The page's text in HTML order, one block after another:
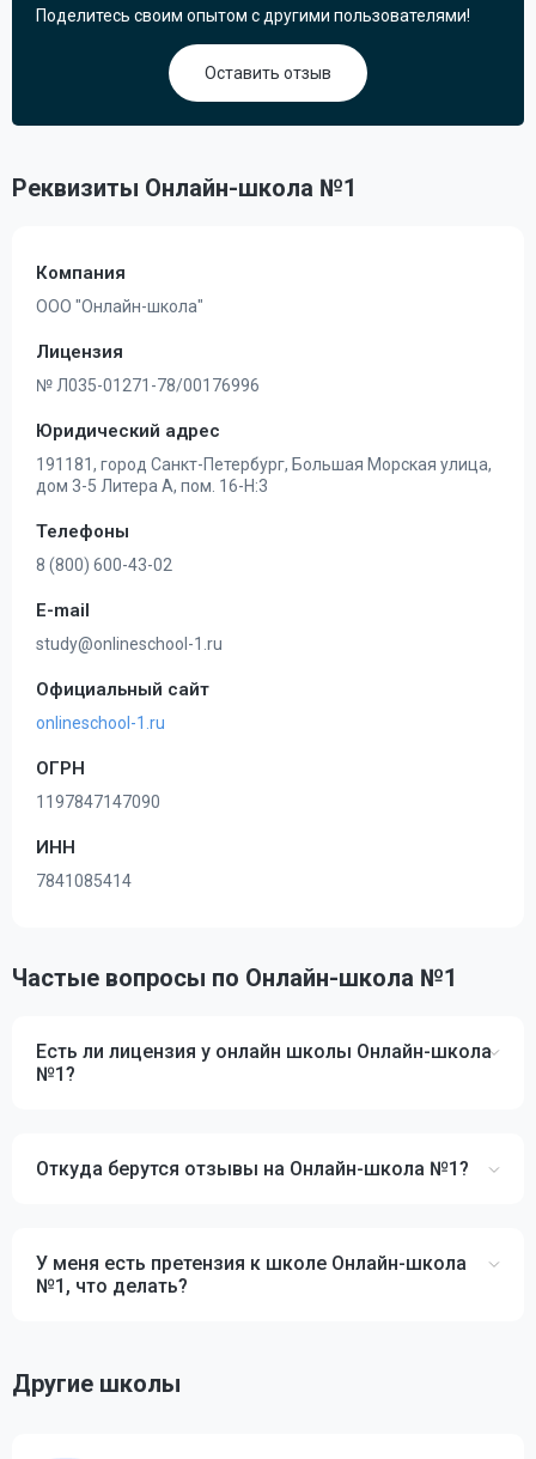
Поделитесь своим опытом с другими пользователями!
Оставить отзыв
Реквизиты Онлайн-школа №1
Компания
ООО "Онлайн-школа"
Лицензия
№ Л035-01271-78/00176996
Юридический адрес
191181, город Санкт-Петербург, Большая Морская улица,
дом 3-5 Литера А, пом. 16-Н:3
Телефоны
8 (800) 600-43-02
E-mail
study@onlineschool-1.ru
Официальный сайт
onlineschool-1.ru
ОГРН
1197847147090
ИНН
7841085414
Частые вопросы по Онлайн-школа №1
Есть ли лицензия у онлайн школы Онлайн-школа
№1?
Откуда берутся отзывы на Онлайн-школа №1?
У меня есть претензия к школе Онлайн-школа
№1, что делать?
Другие школы